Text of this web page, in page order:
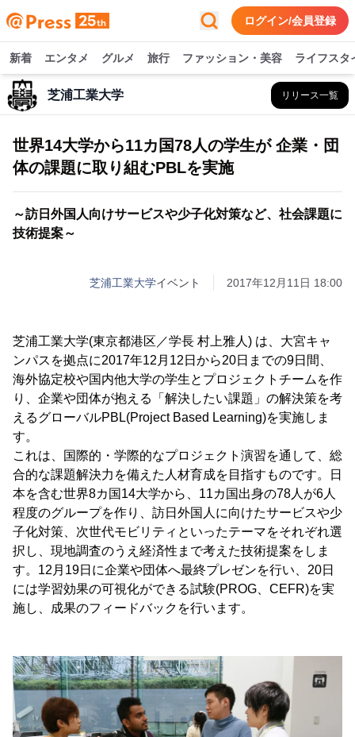
ログイン/会員登録
新着 エンタメ グルメ 旅行 ファッション・美容 ライフスタ
芝浦工業大学 リリース一覧
世界14大学から11カ国78人の学生が 企業・団
体の課題に取り組むPBLを実施
～訪日外国人向けサービスや少子化対策など、社会課題に
技術提案～
芝浦工業大学イベント 2017年12月11日 18:00
芝浦工業大学(東京都港区／学長 村上雅人) は、大宮キャ
ンパスを拠点に2017年12月12日から20日までの9日間、
海外協定校や国内他大学の学生とプロジェクトチームを作
り、企業や団体が抱える「解決したい課題」の解決策を考
えるグローバルPBL(Project Based Learning)を実施しま
す。
これは、国際的・学際的なプロジェクト演習を通して、総
合的な課題解決力を備えた人材育成を目指すものです。日
本を含む世界8カ国14大学から、11カ国出身の78人が6人
程度のグループを作り、訪日外国人に向けたサービスや少
子化対策、次世代モビリティといったテーマをそれぞれ選
択し、現地調査のうえ経済性まで考えた技術提案をしま
す。12月19日に企業や団体へ最終プレゼンを行い、20日
には学習効果の可視化ができる試験(PROG、CEFR)を実
施し、成果のフィードバックを行います。